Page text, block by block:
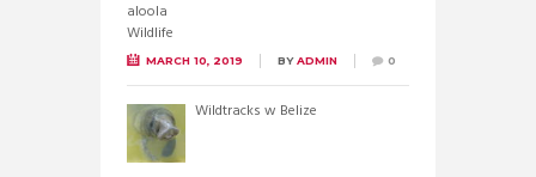
MARCH 10, 2019 BYADMIN 0
Wildtracks w Belize